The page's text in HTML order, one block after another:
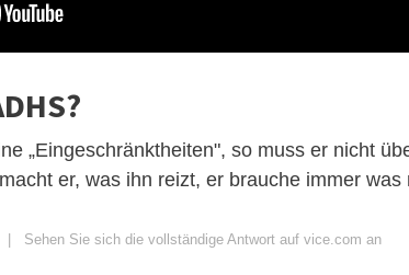
„Eingeschränktheiten", so muss er nicht
er, was ihn reizt, er brauche immer
| Sehen Sie sich die vollständige Antwort auf vice.com an